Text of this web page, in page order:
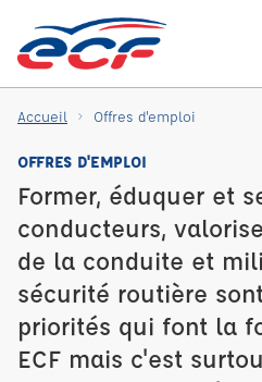
Accueil Offres d'emploi
OFFRES D'EMPLOI
Former, éduquer et
conducteurs,
de la conduite et
sécurité routière
priorités qui font la
ECF mais c'est